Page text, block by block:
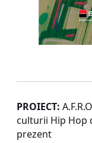
PROIECT:
culturii Hip Hop
prezent